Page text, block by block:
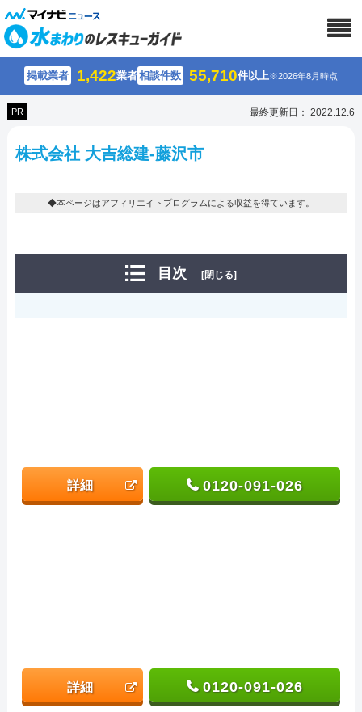
掲載業者 1,422業者相談件数 55,710件以上※2026年8月時点
PR 最終更新日： 2022.12.6
株式会社 大吉総建-藤沢市
◆本ページはアフィリエイトプログラムによる収益を得ています。
目次 [閉じる]
詳細 0120-091-026
詳細 0120-091-026